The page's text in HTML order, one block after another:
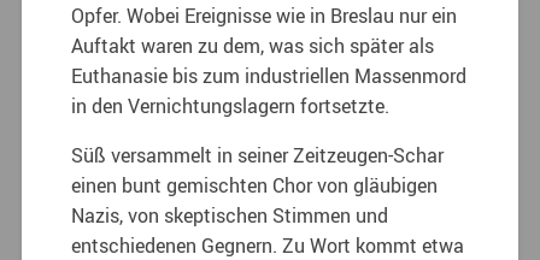
Opfer. Wobei Ereignisse wie in Breslau nur ein
Auftakt waren zu dem, was sich später als
Euthanasie bis zum industriellen Massenmord
in den Vernichtungslagern fortsetzte.
Süß versammelt in seiner Zeitzeugen-Schar
einen bunt gemischten Chor von gläubigen
Nazis, von skeptischen Stimmen und
entschiedenen Gegnern. Zu Wort kommt etwa